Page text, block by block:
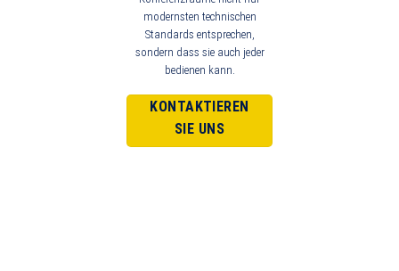
modernsten technischen
Standards entsprechen,
sondern dass sie auch jeder
bedienen kann.
KONTAKTIEREN
SIE UNS